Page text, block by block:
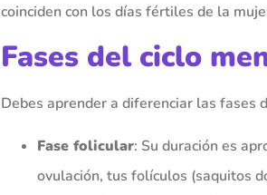
coinciden con los días fértiles de la
Fases del ciclo
Debes aprender a diferenciar las fases
Fase folicular: Su duración es
ovulación, tus folículos (saquitos